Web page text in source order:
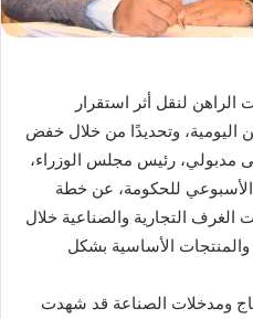
الراهن لنقل أثر استقرار
اليومية، وتحديدًا من خلال خفض
مدبولي، رئيس مجلس الوزراء،
للحكومة، عن خطة
الغرف التجارية والصناعية خلال
الأساسية بشكل
ومدخلات الصناعة قد شهدت